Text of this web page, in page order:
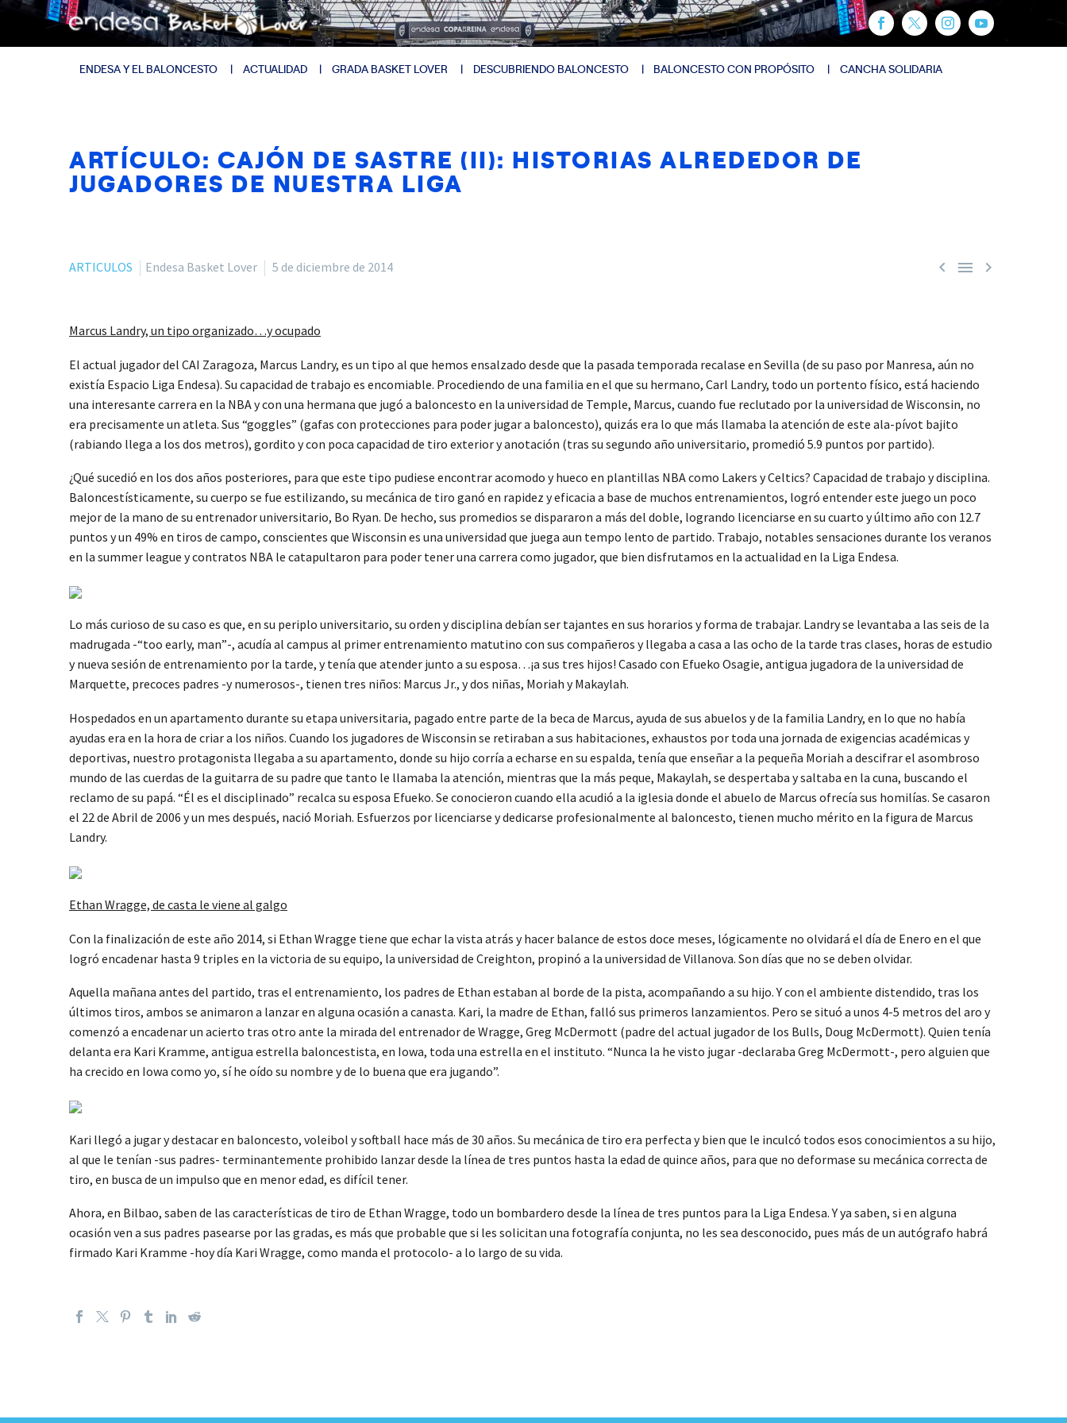
ENDESA Y EL BALONCESTO ACTUALIDAD GRADA BASKET LOVER DESCUBRIENDO BALONCESTO BALONCESTO CON PROPÓSITO CANCHA SOLIDARIA
ARTÍCULO: CAJÓN DE SASTRE (II): HISTORIAS ALREDEDOR DE
JUGADORES DE NUESTRA LIGA
  
ARTICULOS Endesa Basket Lover 5 de diciembre de 2014
Marcus Landry, un tipo organizado…y ocupado
El actual jugador del CAI Zaragoza, Marcus Landry, es un tipo al que hemos ensalzado desde que la pasada temporada recalase en Sevilla (de su paso por Manresa, aún no
existía Espacio Liga Endesa). Su capacidad de trabajo es encomiable. Procediendo de una familia en el que su hermano, Carl Landry, todo un portento físico, está haciendo
una interesante carrera en la NBA y con una hermana que jugó a baloncesto en la universidad de Temple, Marcus, cuando fue reclutado por la universidad de Wisconsin, no
era precisamente un atleta. Sus “goggles” (gafas con protecciones para poder jugar a baloncesto), quizás era lo que más llamaba la atención de este ala-pívot bajito
(rabiando llega a los dos metros), gordito y con poca capacidad de tiro exterior y anotación (tras su segundo año universitario, promedió 5.9 puntos por partido).
¿Qué sucedió en los dos años posteriores, para que este tipo pudiese encontrar acomodo y hueco en plantillas NBA como Lakers y Celtics? Capacidad de trabajo y disciplina.
Baloncestísticamente, su cuerpo se fue estilizando, su mecánica de tiro ganó en rapidez y eficacia a base de muchos entrenamientos, logró entender este juego un poco
mejor de la mano de su entrenador universitario, Bo Ryan. De hecho, sus promedios se dispararon a más del doble, logrando licenciarse en su cuarto y último año con 12.7
puntos y un 49% en tiros de campo, conscientes que Wisconsin es una universidad que juega aun tempo lento de partido. Trabajo, notables sensaciones durante los veranos
en la summer league y contratos NBA le catapultaron para poder tener una carrera como jugador, que bien disfrutamos en la actualidad en la Liga Endesa.
Lo más curioso de su caso es que, en su periplo universitario, su orden y disciplina debían ser tajantes en sus horarios y forma de trabajar. Landry se levantaba a las seis de la
madrugada -“too early, man”-, acudía al campus al primer entrenamiento matutino con sus compañeros y llegaba a casa a las ocho de la tarde tras clases, horas de estudio
y nueva sesión de entrenamiento por la tarde, y tenía que atender junto a su esposa…¡a sus tres hijos! Casado con Efueko Osagie, antigua jugadora de la universidad de
Marquette, precoces padres -y numerosos-, tienen tres niños: Marcus Jr., y dos niñas, Moriah y Makaylah.
Hospedados en un apartamento durante su etapa universitaria, pagado entre parte de la beca de Marcus, ayuda de sus abuelos y de la familia Landry, en lo que no había
ayudas era en la hora de criar a los niños. Cuando los jugadores de Wisconsin se retiraban a sus habitaciones, exhaustos por toda una jornada de exigencias académicas y
deportivas, nuestro protagonista llegaba a su apartamento, donde su hijo corría a echarse en su espalda, tenía que enseñar a la pequeña Moriah a descifrar el asombroso
mundo de las cuerdas de la guitarra de su padre que tanto le llamaba la atención, mientras que la más peque, Makaylah, se despertaba y saltaba en la cuna, buscando el
reclamo de su papá. “Él es el disciplinado” recalca su esposa Efueko. Se conocieron cuando ella acudió a la iglesia donde el abuelo de Marcus ofrecía sus homilías. Se casaron
el 22 de Abril de 2006 y un mes después, nació Moriah. Esfuerzos por licenciarse y dedicarse profesionalmente al baloncesto, tienen mucho mérito en la figura de Marcus
Landry.
Ethan Wragge, de casta le viene al galgo
Con la finalización de este año 2014, si Ethan Wragge tiene que echar la vista atrás y hacer balance de estos doce meses, lógicamente no olvidará el día de Enero en el que
logró encadenar hasta 9 triples en la victoria de su equipo, la universidad de Creighton, propinó a la universidad de Villanova. Son días que no se deben olvidar.
Aquella mañana antes del partido, tras el entrenamiento, los padres de Ethan estaban al borde de la pista, acompañando a su hijo. Y con el ambiente distendido, tras los
últimos tiros, ambos se animaron a lanzar en alguna ocasión a canasta. Kari, la madre de Ethan, falló sus primeros lanzamientos. Pero se situó a unos 4-5 metros del aro y
comenzó a encadenar un acierto tras otro ante la mirada del entrenador de Wragge, Greg McDermott (padre del actual jugador de los Bulls, Doug McDermott). Quien tenía
delanta era Kari Kramme, antigua estrella baloncestista, en Iowa, toda una estrella en el instituto. “Nunca la he visto jugar -declaraba Greg McDermott-, pero alguien que
ha crecido en Iowa como yo, sí he oído su nombre y de lo buena que era jugando”.
Kari llegó a jugar y destacar en baloncesto, voleibol y softball hace más de 30 años. Su mecánica de tiro era perfecta y bien que le inculcó todos esos conocimientos a su hijo,
al que le tenían -sus padres- terminantemente prohibido lanzar desde la línea de tres puntos hasta la edad de quince años, para que no deformase su mecánica correcta de
tiro, en busca de un impulso que en menor edad, es difícil tener.
Ahora, en Bilbao, saben de las características de tiro de Ethan Wragge, todo un bombardero desde la línea de tres puntos para la Liga Endesa. Y ya saben, si en alguna
ocasión ven a sus padres pasearse por las gradas, es más que probable que si les solicitan una fotografía conjunta, no les sea desconocido, pues más de un autógrafo habrá
firmado Kari Kramme -hoy día Kari Wragge, como manda el protocolo- a lo largo de su vida.